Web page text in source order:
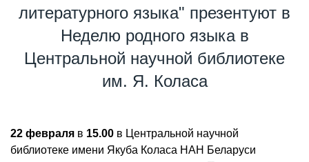
литературного языка" презентуют в
Неделю родного языка в
Центральной научной библиотеке
им. Я. Коласа
22 февраля в 15.00 в Центральной научной
библиотеке имени Якуба Коласа НАН Беларуси